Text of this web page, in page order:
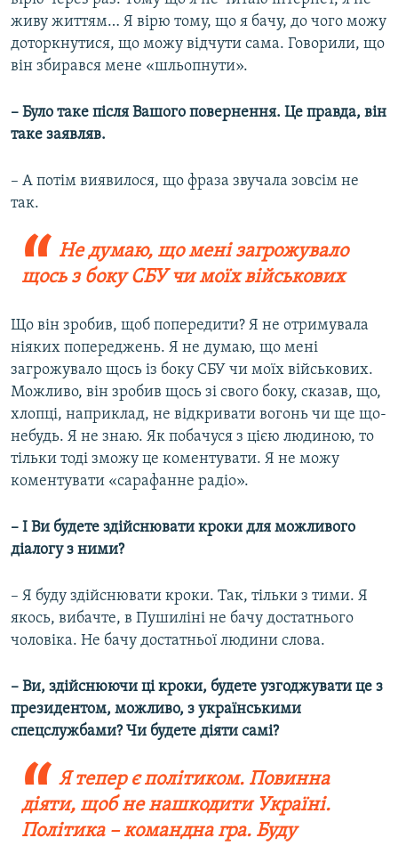
живу життям… Я вірю тому, що я бачу, до чого можу
доторкнутися, що можу відчути сама. Говорили, що
він збирався мене «шльопнути».
– Було таке після Вашого повернення. Це правда, він
таке заявляв.
– А потім виявилося, що фраза звучала зовсім не
так.
Не думаю, що мені загрожувало
щось з боку СБУ чи моїх військових
Що він зробив, щоб попередити? Я не отримувала
ніяких попереджень. Я не думаю, що мені
загрожувало щось із боку СБУ чи моїх військових.
Можливо, він зробив щось зі свого боку, сказав, що,
хлопці, наприклад, не відкривати вогонь чи ще що-
небудь. Я не знаю. Як побачуся з цією людиною, то
тільки тоді зможу це коментувати. Я не можу
коментувати «сарафанне радіо».
– І Ви будете здійснювати кроки для можливого
діалогу з ними?
– Я буду здійснювати кроки. Так, тільки з тими. Я
якось, вибачте, в Пушиліні не бачу достатнього
чоловіка. Не бачу достатньої людини слова.
– Ви, здійснюючи ці кроки, будете узгоджувати це з
президентом, можливо, з українськими
спецслужбами? Чи будете діяти самі?
Я тепер є політиком. Повинна
діяти, щоб не нашкодити Україні.
Політика – командна гра. Буду